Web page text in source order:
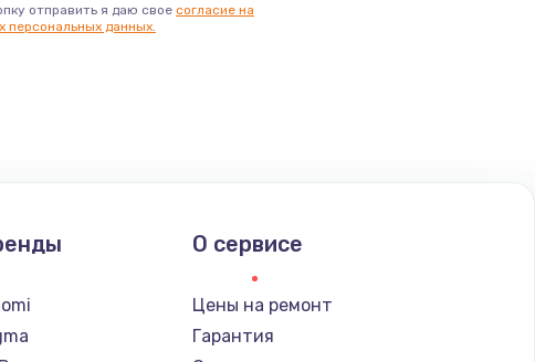
отправить я даю свое согласие на
персональных данных.
О сервисе
Цены на ремонт
Гарантия